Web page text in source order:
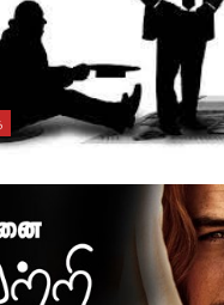
பௌத்த மகாசங்கமும் –
கவிழ்ப்பு முயற்சியும்